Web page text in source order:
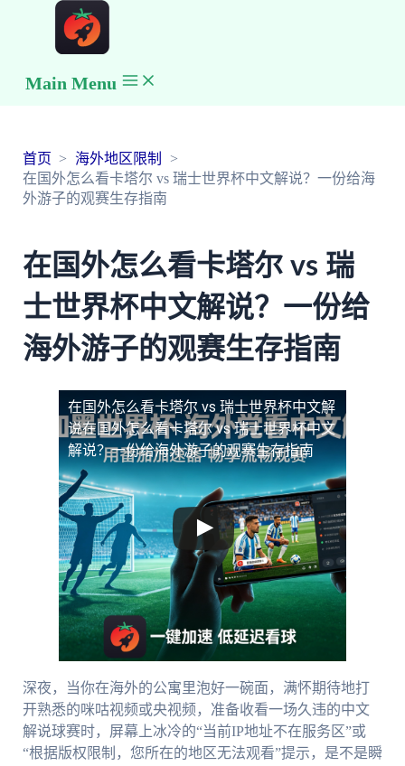
Main Menu
首页
海外地区限制
在国外怎么看卡塔尔 vs 瑞士世界杯中文解说？一份给海
外游子的观赛生存指南
在国外怎么看卡塔尔 vs 瑞
士世界杯中文解说？一份给
海外游子的观赛生存指南
在国外怎么看卡塔尔 vs 瑞士世界杯中文解
说在国外怎么看卡塔尔 vs 瑞士世界杯中文
解说？一份给海外游子的观赛生存指南
深夜，当你在海外的公寓里泡好一碗面，满怀期待地打
开熟悉的咪咕视频或央视频，准备收看一场久违的中文
解说球赛时，屏幕上冰冷的“当前IP地址不在服务区”或
“根据版权限制，您所在的地区无法观看”提示，是不是瞬